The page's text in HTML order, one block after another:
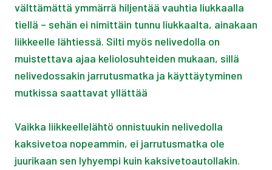
välttämättä ymmärrä hiljentää vauhtia liukkaalla
tiellä – sehän ei nimittäin tunnu liukkaalta, ainakaan
liikkeelle lähtiessä. Silti myös nelivedolla on
muistettava ajaa keliolosuhteiden mukaan, sillä
nelivedossakin jarrutusmatka ja käyttäytyminen
mutkissa saattavat yllättää
Vaikka liikkeellelähtö onnistuukin nelivedolla
kaksivetoa nopeammin, ei jarrutusmatka ole
juurikaan sen lyhyempi kuin kaksivetoautollakin.